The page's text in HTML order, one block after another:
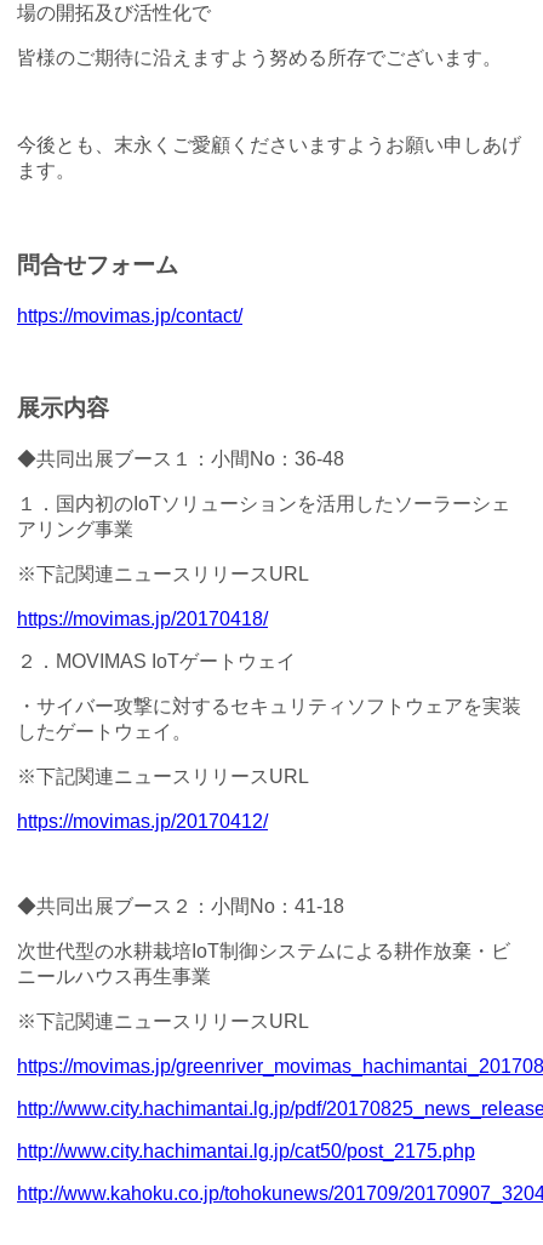
場の開拓及び活性化で
皆様のご期待に沿えますよう努める所存でございます。
今後とも、末永くご愛顧くださいますようお願い申しあげ
ます。
問合せフォーム
https://movimas.jp/contact/
展示内容
◆共同出展ブース１：小間No：36-48
１．国内初のIoTソリューションを活用したソーラーシェ
アリング事業
※下記関連ニュースリリースURL
https://movimas.jp/20170418/
２．MOVIMAS IoTゲートウェイ
・サイバー攻撃に対するセキュリティソフトウェアを実装
したゲートウェイ。
※下記関連ニュースリリースURL
https://movimas.jp/20170412/
◆共同出展ブース２：小間No：41-18
次世代型の水耕栽培IoT制御システムによる耕作放棄・ビ
ニールハウス再生事業
※下記関連ニュースリリースURL
https://movimas.jp/
http://www.city.hachimantai.lg.jp/pdf/
http://www.city.hachimantai.lg.jp/cat50/post_2175.php
http://www.kahoku.co.jp/tohokunews/201709/